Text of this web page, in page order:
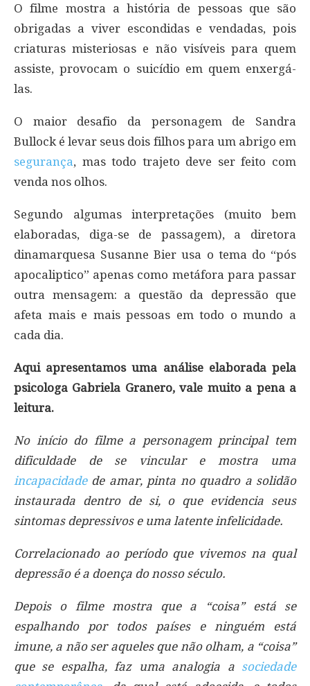
O filme mostra a história de pessoas que são
obrigadas a viver escondidas e vendadas, pois
criaturas misteriosas e não visíveis para quem
assiste, provocam o suicídio em quem enxergá-
las.
O maior desafio da personagem de Sandra
Bullock é levar seus dois filhos para um abrigo em
segurança, mas todo trajeto deve ser feito com
venda nos olhos.
Segundo algumas interpretações (muito bem
elaboradas, diga-se de passagem), a diretora
dinamarquesa Susanne Bier usa o tema do “pós
apocaliptico” apenas como metáfora para passar
outra mensagem: a questão da depressão que
afeta mais e mais pessoas em todo o mundo a
cada dia.
Aqui apresentamos uma análise elaborada pela
psicologa Gabriela Granero, vale muito a pena a
leitura.
No início do filme a personagem principal tem
dificuldade de se vincular e mostra uma
incapacidadede amar, pinta no quadro a solidão
instaurada dentro de si, o que evidencia seus
sintomas depressivos e uma latente infelicidade.
Correlacionado ao período que vivemos na qual
depressão é a doença do nosso século.
Depois o filme mostra que a “coisa” está se
espalhando por todos países e ninguém está
imune, a não ser aqueles que não olham, a “coisa”
que se espalha, faz uma analogia a sociedade